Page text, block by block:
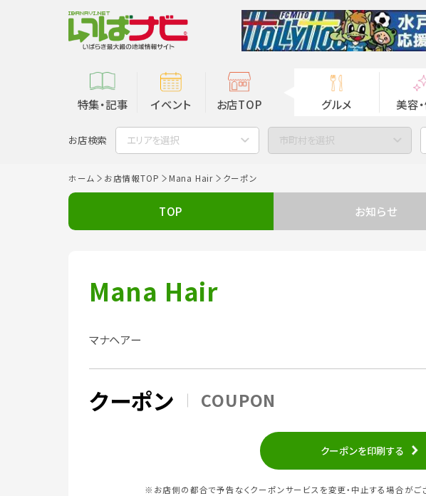
特集・記事 イベント お店TOP グルメ 美容
お店検索 エリアを選択 市町村を選択
ホーム お店情報TOP Mana Hair クーポン
TOP お知らせ
Mana Hair
マナヘアー
クーポン COUPON
クーポンを印刷する
※お店側の都合で予告なくクーポンサービスを変更・中止する場合がご